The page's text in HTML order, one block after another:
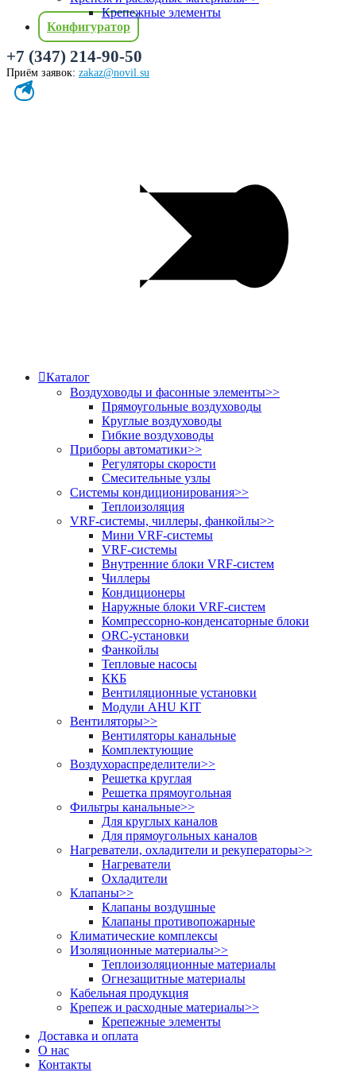
Крепежные элементы
Конфигуратор
+7 (347) 214-90-50
Приём заявок: zakaz@novil.su
Каталог
Воздуховоды и фасонные элементы>>
Прямоугольные воздуховоды
Круглые воздуховоды
Гибкие воздуховоды
Приборы автоматики>>
Регуляторы скорости
Смесительные узлы
Системы кондиционирования>>
Теплоизоляция
VRF-системы, чиллеры, фанкойлы>>
Мини VRF-системы
VRF-системы
Внутренние блоки VRF-систем
Чиллеры
Кондиционеры
Наружные блоки VRF-систем
Компрессорно-конденсаторные блоки
ORC-установки
Фанкойлы
Тепловые насосы
ККБ
Вентиляционные установки
Модули AHU KIT
Вентиляторы>>
Вентиляторы канальные
Комплектующие
Воздухораспределители>>
Решетка круглая
Решетка прямоугольная
Фильтры канальные>>
Для круглых каналов
Для прямоугольных каналов
Нагреватели, охладители и рекуператоры>>
Нагреватели
Охладители
Клапаны>>
Клапаны воздушные
Клапаны противопожарные
Климатические комплексы
Изоляционные материалы>>
Теплоизоляционные материалы
Огнезащитные материалы
Кабельная продукция
Крепеж и расходные материалы>>
Крепежные элементы
Доставка и оплата
О нас
Контакты